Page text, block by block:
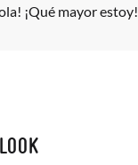
¡Qué mayor estoy!